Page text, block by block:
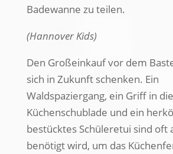
Badewanne zu teilen.
(Hannover Kids)
Den Großeinkauf vor dem
sich in Zukunft schenken. Ein
Waldspaziergang, ein Griff in die
Küchenschublade und ein
bestücktes Schüleretui sind oft
benötigt wird, um das